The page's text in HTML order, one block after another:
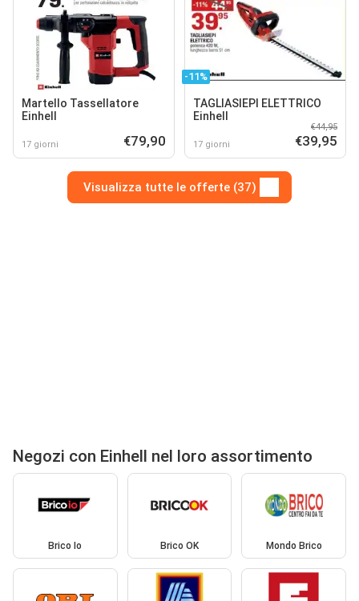
Martello Tassellatore
Einhell
17 giorni €79,90
-11%
TAGLIASIEPI ELETTRICO
Einhell
17 giorni
€44,95
€39,95
Visualizza tutte le offerte (37)
Negozi con Einhell nel loro assortimento
Brico Io Brico OK Mondo Brico